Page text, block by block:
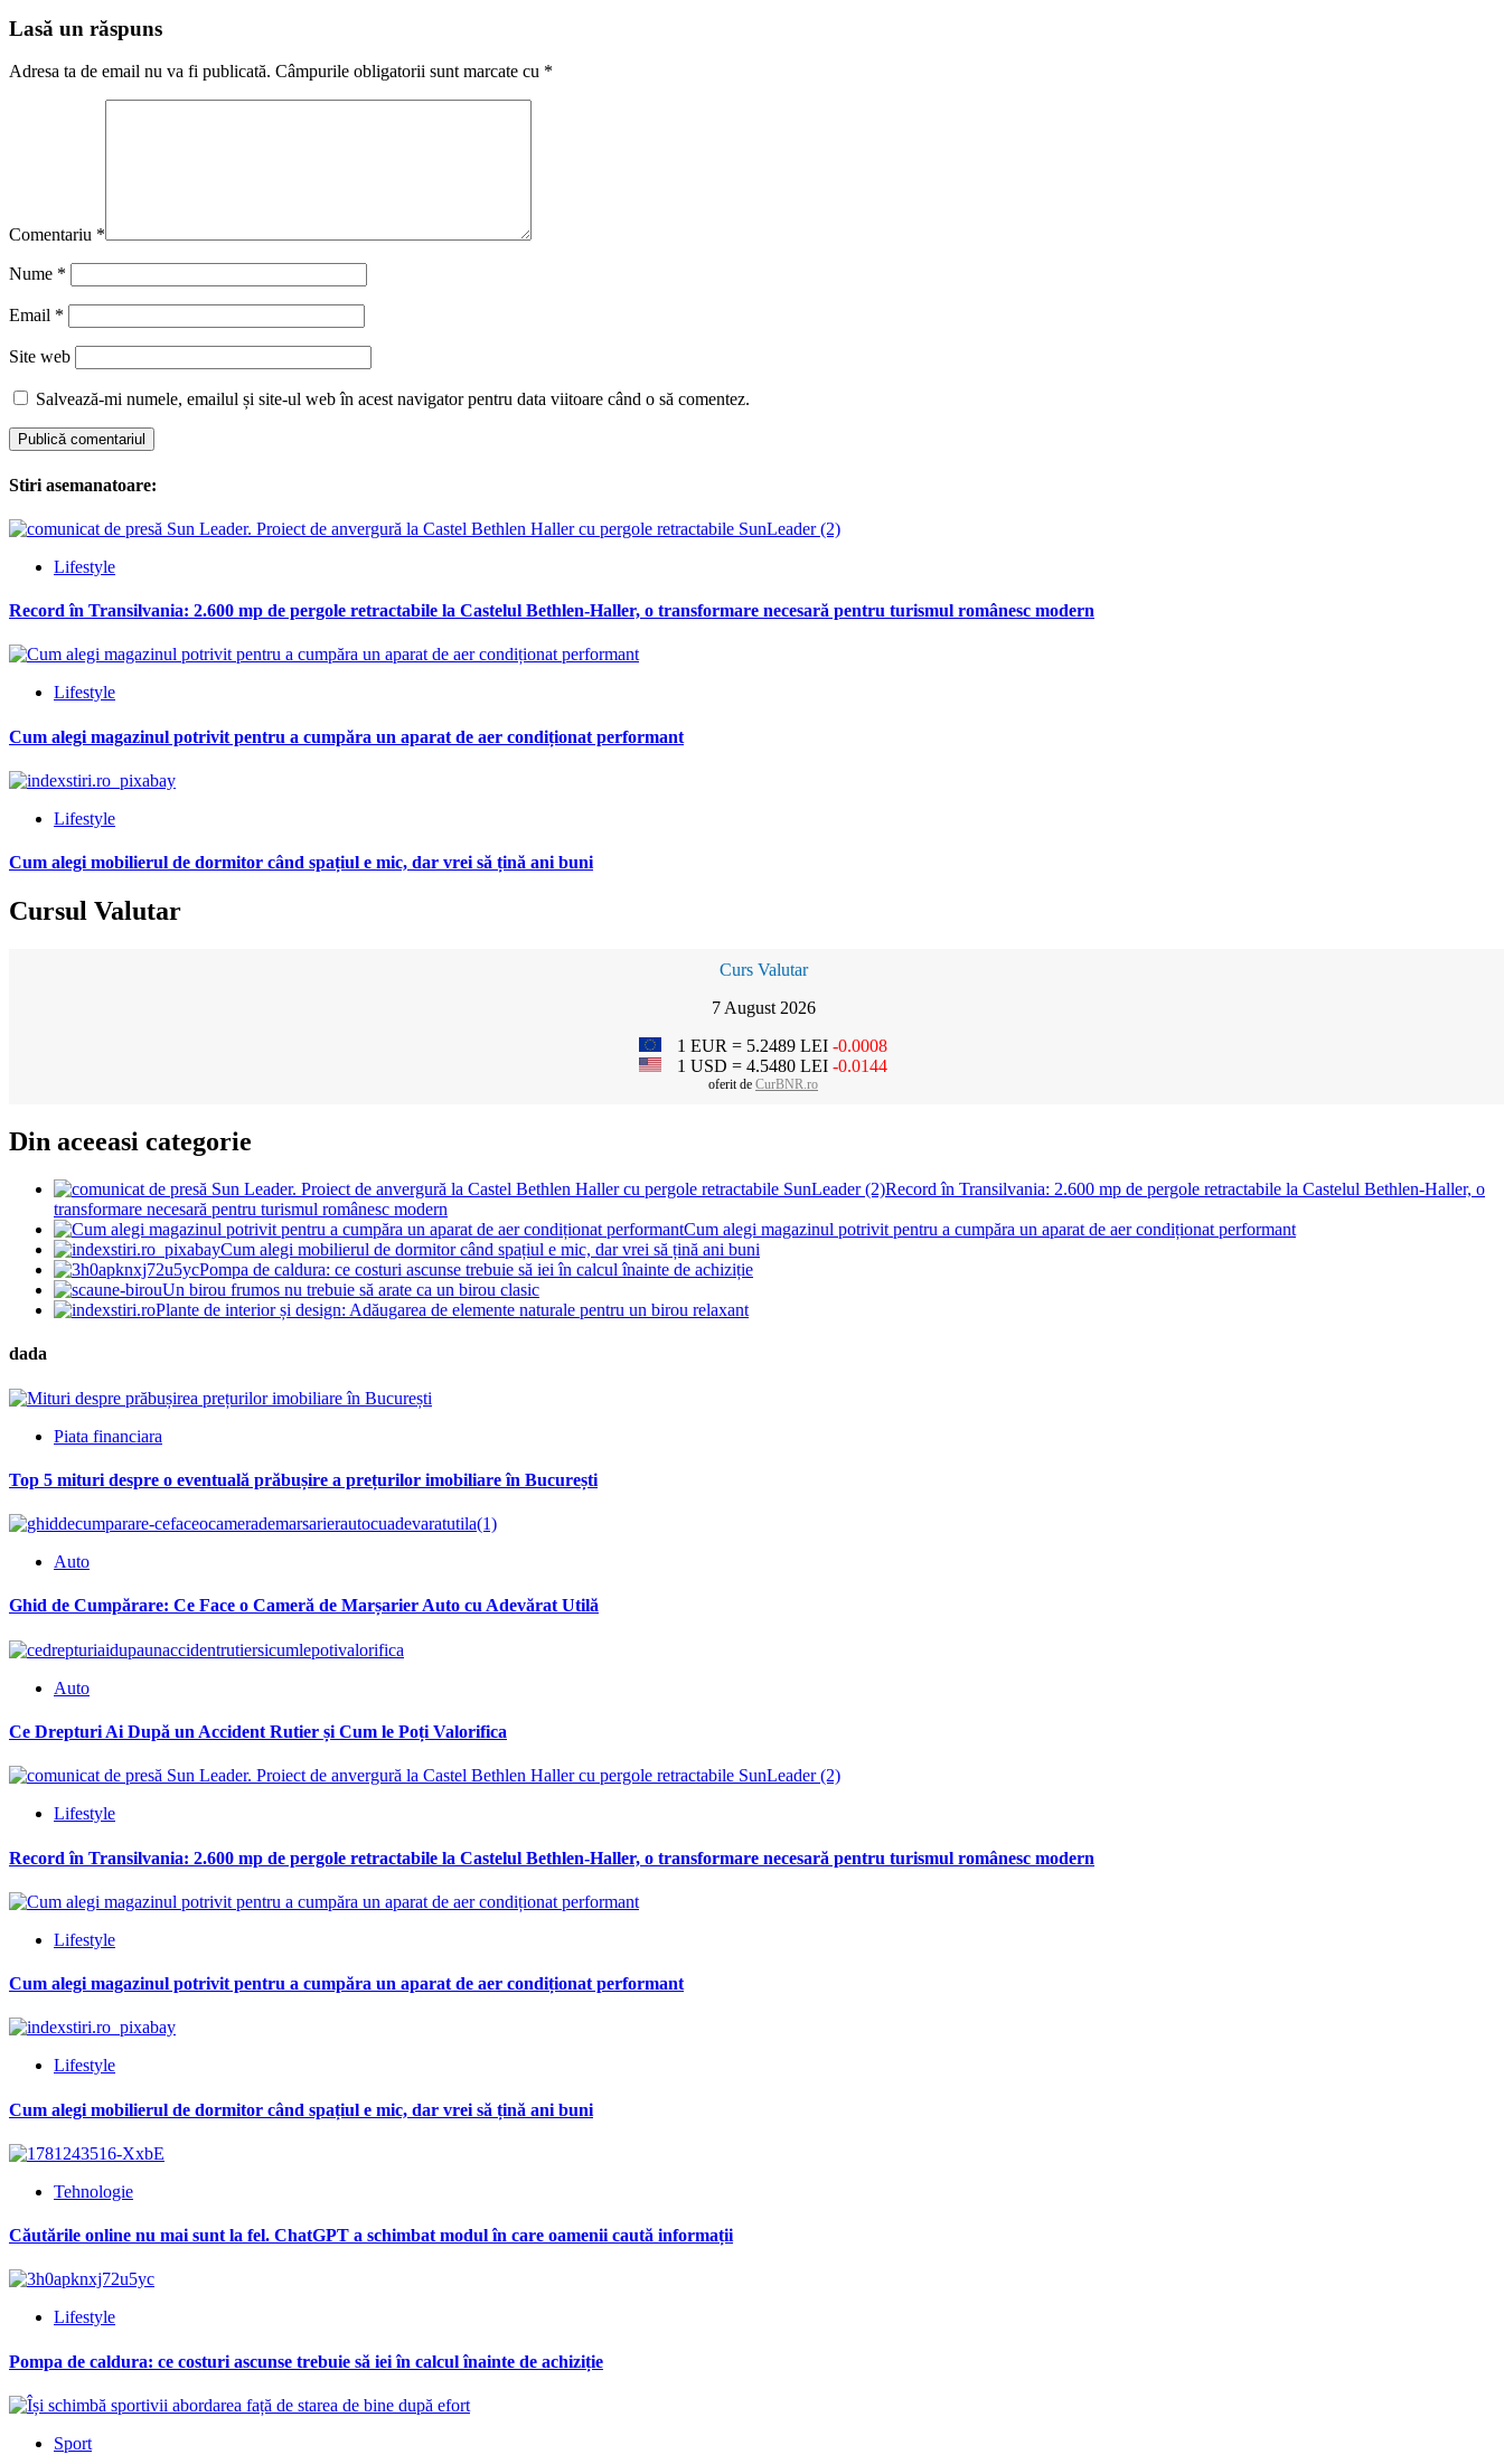
Lasă un răspuns
Adresa ta de email nu va fi publicată. Câmpurile obligatorii sunt marcate cu *
Comentariu *
Nume *
Email *
Site web
Salvează-mi numele, emailul și site-ul web în acest navigator pentru data viitoare când o să comentez.
Stiri asemanatoare:
Lifestyle
Record în Transilvania: 2.600 mp de pergole retractabile la Castelul Bethlen-Haller, o transformare necesară pentru turismul românesc modern
Lifestyle
Cum alegi magazinul potrivit pentru a cumpăra un aparat de aer condiționat performant
Lifestyle
Cum alegi mobilierul de dormitor când spațiul e mic, dar vrei să țină ani buni
Cursul Valutar
Curs Valutar
7 August 2026
1 EUR = 5.2489 LEI -0.0008
1 USD = 4.5480 LEI -0.0144
oferit de CurBNR.ro
Din aceeasi categorie
Record în Transilvania: 2.600 mp de pergole retractabile la Castelul Bethlen-Haller, o
transformare necesară pentru turismul românesc modern
Cum alegi magazinul potrivit pentru a cumpăra un aparat de aer condiționat performant
Cum alegi mobilierul de dormitor când spațiul e mic, dar vrei să țină ani buni
Pompa de caldura: ce costuri ascunse trebuie să iei în calcul înainte de achiziție
Un birou frumos nu trebuie să arate ca un birou clasic
Plante de interior și design: Adăugarea de elemente naturale pentru un birou relaxant
dada
Piata financiara
Top 5 mituri despre o eventuală prăbușire a prețurilor imobiliare în București
Auto
Ghid de Cumpărare: Ce Face o Cameră de Marșarier Auto cu Adevărat Utilă
Auto
Ce Drepturi Ai După un Accident Rutier și Cum le Poți Valorifica
Lifestyle
Record în Transilvania: 2.600 mp de pergole retractabile la Castelul Bethlen-Haller, o transformare necesară pentru turismul românesc modern
Lifestyle
Cum alegi magazinul potrivit pentru a cumpăra un aparat de aer condiționat performant
Lifestyle
Cum alegi mobilierul de dormitor când spațiul e mic, dar vrei să țină ani buni
Tehnologie
Căutările online nu mai sunt la fel. ChatGPT a schimbat modul în care oamenii caută informații
Lifestyle
Pompa de caldura: ce costuri ascunse trebuie să iei în calcul înainte de achiziție
Sport